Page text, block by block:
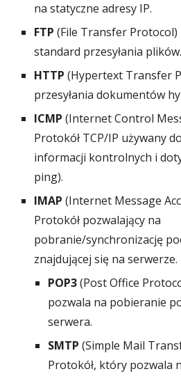
na statyczne adresy IP.
FTP(File Transfer
standard przesyłania plików.
HTTP(Hypertext Transfer
przesyłania dokumentów
ICMP(Internet Control
Protokół TCP/IP używany
informacji kontrolnych i
ping).
IMAP(Internet Message
Protokół pozwalający na
pobranie/synchronizację
znajdującej się na serwerze.
POP3(Post Office
pozwala na pobieranie
serwera.
SMTP(Simple Mail
Protokół, który pozwala